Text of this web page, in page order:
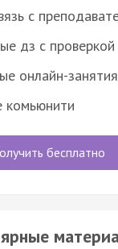
с
дз с проверкой
онлайн-занятия
комьюнити
бесплатно